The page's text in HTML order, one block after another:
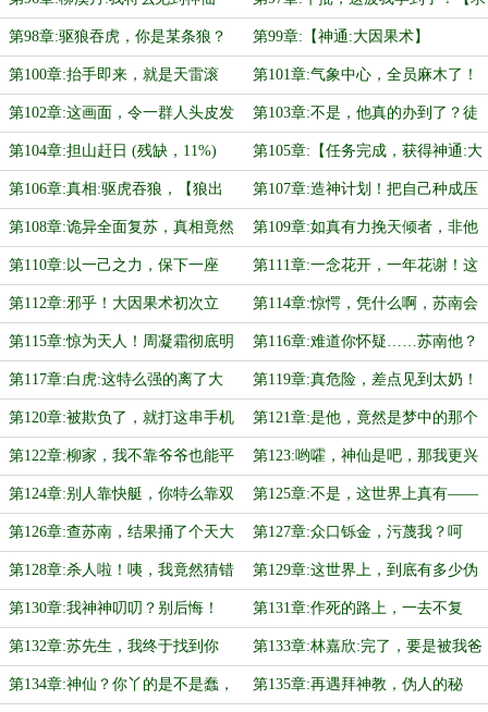
了！【求首订】 首订】
第98章:驱狼吞虎，你是某条狼？
【求订阅！】
第99章:【神通:大因果术】
第100章:抬手即来，就是天雷滚
滚！【求订阅！】
第101章:气象中心，全员麻木了！
震惊！
第102章:这画面，令一群人头皮发
麻啊！
第103章:不是，他真的办到了？徒
手？！
第104章:担山赶日 (残缺，11%) 第105章:【任务完成，获得神通:大
因果术】
第106章:真相:驱虎吞狼，【狼出
现！】
第107章:造神计划！把自己种成压
命物！
第108章:诡异全面复苏，真相竟然
是！【必看，这是关键章节！】
第109章:如真有力挽天倾者，非他
莫属！！
第110章:以一己之力，保下一座
城！【求订阅】
第111章:一念花开，一年花谢！这
就是天的权柄吗？
第112章:邪乎！大因果术初次立
功！
第114章:惊愕，凭什么啊，苏南会
获楚雅菡青睐？
第115章:惊为天人！周凝霜彻底明
白金钱和拳头要选择哪个了！
第116章:难道你怀疑……苏南他？
第117章:白虎:这特么强的离了大
普！
第119章:真危险，差点见到太奶！
第120章:被欺负了，就打这串手机
号码！
第121章:是他，竟然是梦中的那个
少年！
第122章:柳家，我不靠爷爷也能平
息风波！
第123:哟嚯，神仙是吧，那我更兴
奋了
第124章:别人靠快艇，你特么靠双
腿？拜托，给大海一点尊严好吗？
第125章:不是，这世界上真有——
伪人啊？还有多少这样的伪人存在？
第126章:查苏南，结果捅了个天大
的娄子
第127章:众口铄金，污蔑我？呵
呵，你们也配！？
第128章:杀人啦！咦，我竟然猜错
了！
第129章:这世界上，到底有多少伪
人存在？想想都头皮发麻！
第130章:我神神叨叨？别后悔！ 第131章:作死的路上，一去不复
返？
第132章:苏先生，我终于找到你
了！【求订阅！】
第133章:林嘉欣:完了，要是被我爸
知道，我怕是今晚回家要被打断腿
第134章:神仙？你丫的是不是蠢， 第135章:再遇拜神教，伪人的秘